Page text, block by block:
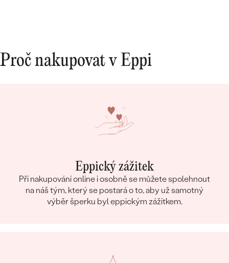
Proč nakupovat v Eppi
Eppický zážitek
Při nakupování online i osobně se můžete spolehnout
na náš tým, který se postará o to, aby už samotný
výběr šperku byl eppickým zážitkem.